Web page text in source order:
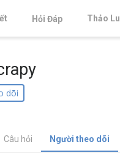
Hỏi Đáp Thảo
dõi
Câu hỏi Người theo dõi